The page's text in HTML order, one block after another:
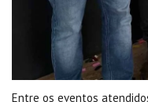
Entre os eventos